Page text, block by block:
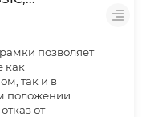
позволяет
как
так и в
положении.
от